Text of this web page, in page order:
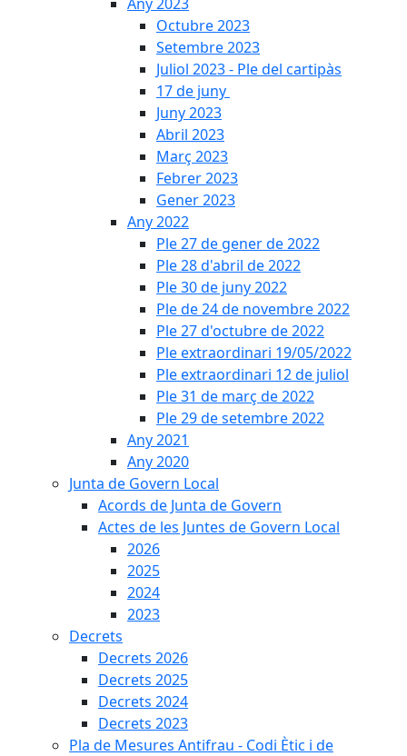
Octubre 2023
Setembre 2023
Juliol 2023 - Ple del cartipàs
17 de juny
Juny 2023
Abril 2023
Març 2023
Febrer 2023
Gener 2023
Any 2022
Ple 27 de gener de 2022
Ple 28 d'abril de 2022
Ple 30 de juny 2022
Ple de 24 de novembre 2022
Ple 27 d'octubre de 2022
Ple extraordinari 19/05/2022
Ple extraordinari 12 de juliol
Ple 31 de març de 2022
Ple 29 de setembre 2022
Any 2021
Any 2020
Junta de Govern Local
Acords de Junta de Govern
Actes de les Juntes de Govern Local
2026
2025
2024
2023
Decrets
Decrets 2026
Decrets 2025
Decrets 2024
Decrets 2023
Pla de Mesures Antifrau - Codi Ètic i de